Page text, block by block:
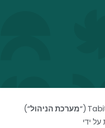
(“מערכת הניהול“
)
ידי